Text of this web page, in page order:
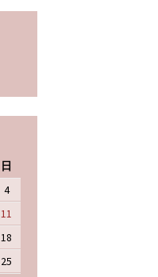
日
4
11
18
25